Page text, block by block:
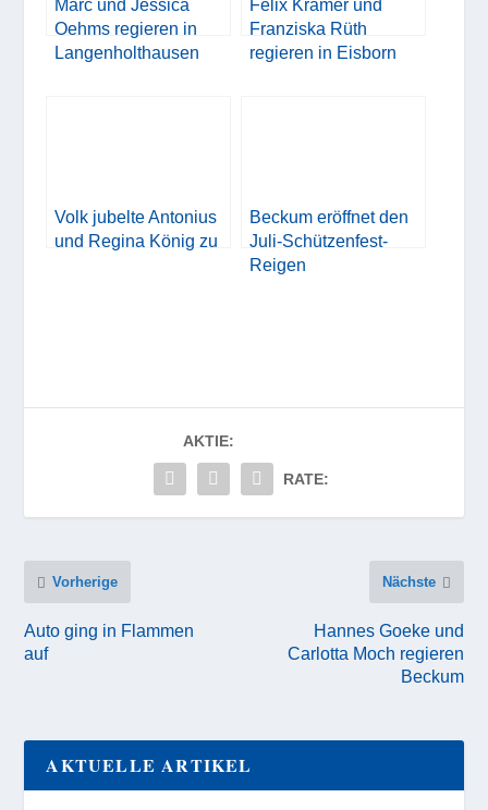
Marc und Jessica
Oehms regieren in
Langenholthausen
Felix Krämer und
Franziska Rüth
regieren in Eisborn
Volk jubelte Antonius
und Regina König zu
Beckum eröffnet den
Juli-Schützenfest-
Reigen
AKTIE:
RATE:
Vorherige
Auto ging in Flammen
auf
Nächste
Hannes Goeke und
Carlotta Moch regieren
Beckum
AKTUELLE ARTIKEL